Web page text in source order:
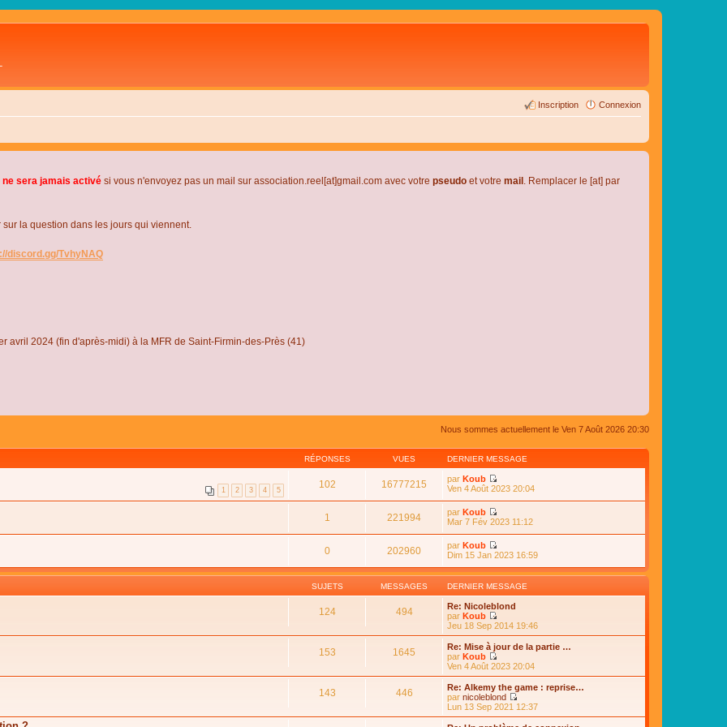
Connexion
Inscription
sera jamais activé si vous n'envoyez pas un mail sur association.reel[at]gmail.com avec votre pseudo et votre mail . Remplacer le [at] par
la question dans les jours qui viennent.
discord.gg/TvhyNAQ
avril 2024 (fin d'après-midi) à la MFR de Saint-Firmin-des-Près (41)
Nous sommes actuellement le Ven 7 Août 2026 20:30
RÉPONSES VUES DERNIER MESSAGE
1 2 3 4 5 102 16777215 par Koub
C
u
l
e
l
e
d
e
n
r
m
e
s
a
g
e
Ven 4 Août 2023 20:04
1 221994 par Koub
C
u
l
t
e
r
l
d
e
r
i
e
r
m
e
s
s
Mar 7 Fév 2023 11:12
0 202960 par Koub
C
n
s
u
l
t
e
r
e
e
r
n
i
e
r
Dim 15 Jan 2023 16:59
SUJETS MESSAGES DERNIER MESSAGE
124 494
Re: Nicoleblond
par Koub
C
o
n
s
u
l
e
r
l
Jeu 18 Sep 2014 19:46
153 1645
Re: Mise à jour de la partie …
par Koub
C
o
n
s
u
l
t
Ven 4 Août 2023 20:04
143 446
Re: Alkemy the game : reprise…
par nicoleblond
C
o
n
Lun 13 Sep 2021 12:37